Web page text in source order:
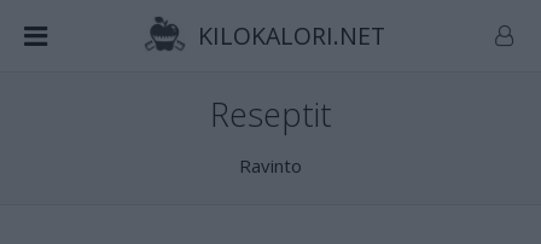
KILOKALORI.NET
Reseptit
Ravinto